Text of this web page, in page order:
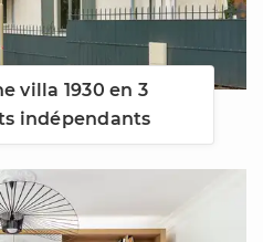
villa 1930 en 3
indépendants